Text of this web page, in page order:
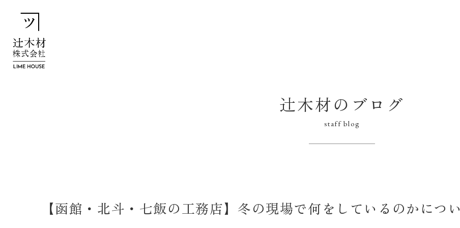
辻木材のブログ
staff blog
【函館・北斗・七飯の工務店】冬の現場で何をしているのかについ